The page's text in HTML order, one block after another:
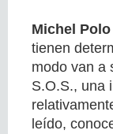
Michel Polo
tienen
modo van a
S.O.S., una
leído,